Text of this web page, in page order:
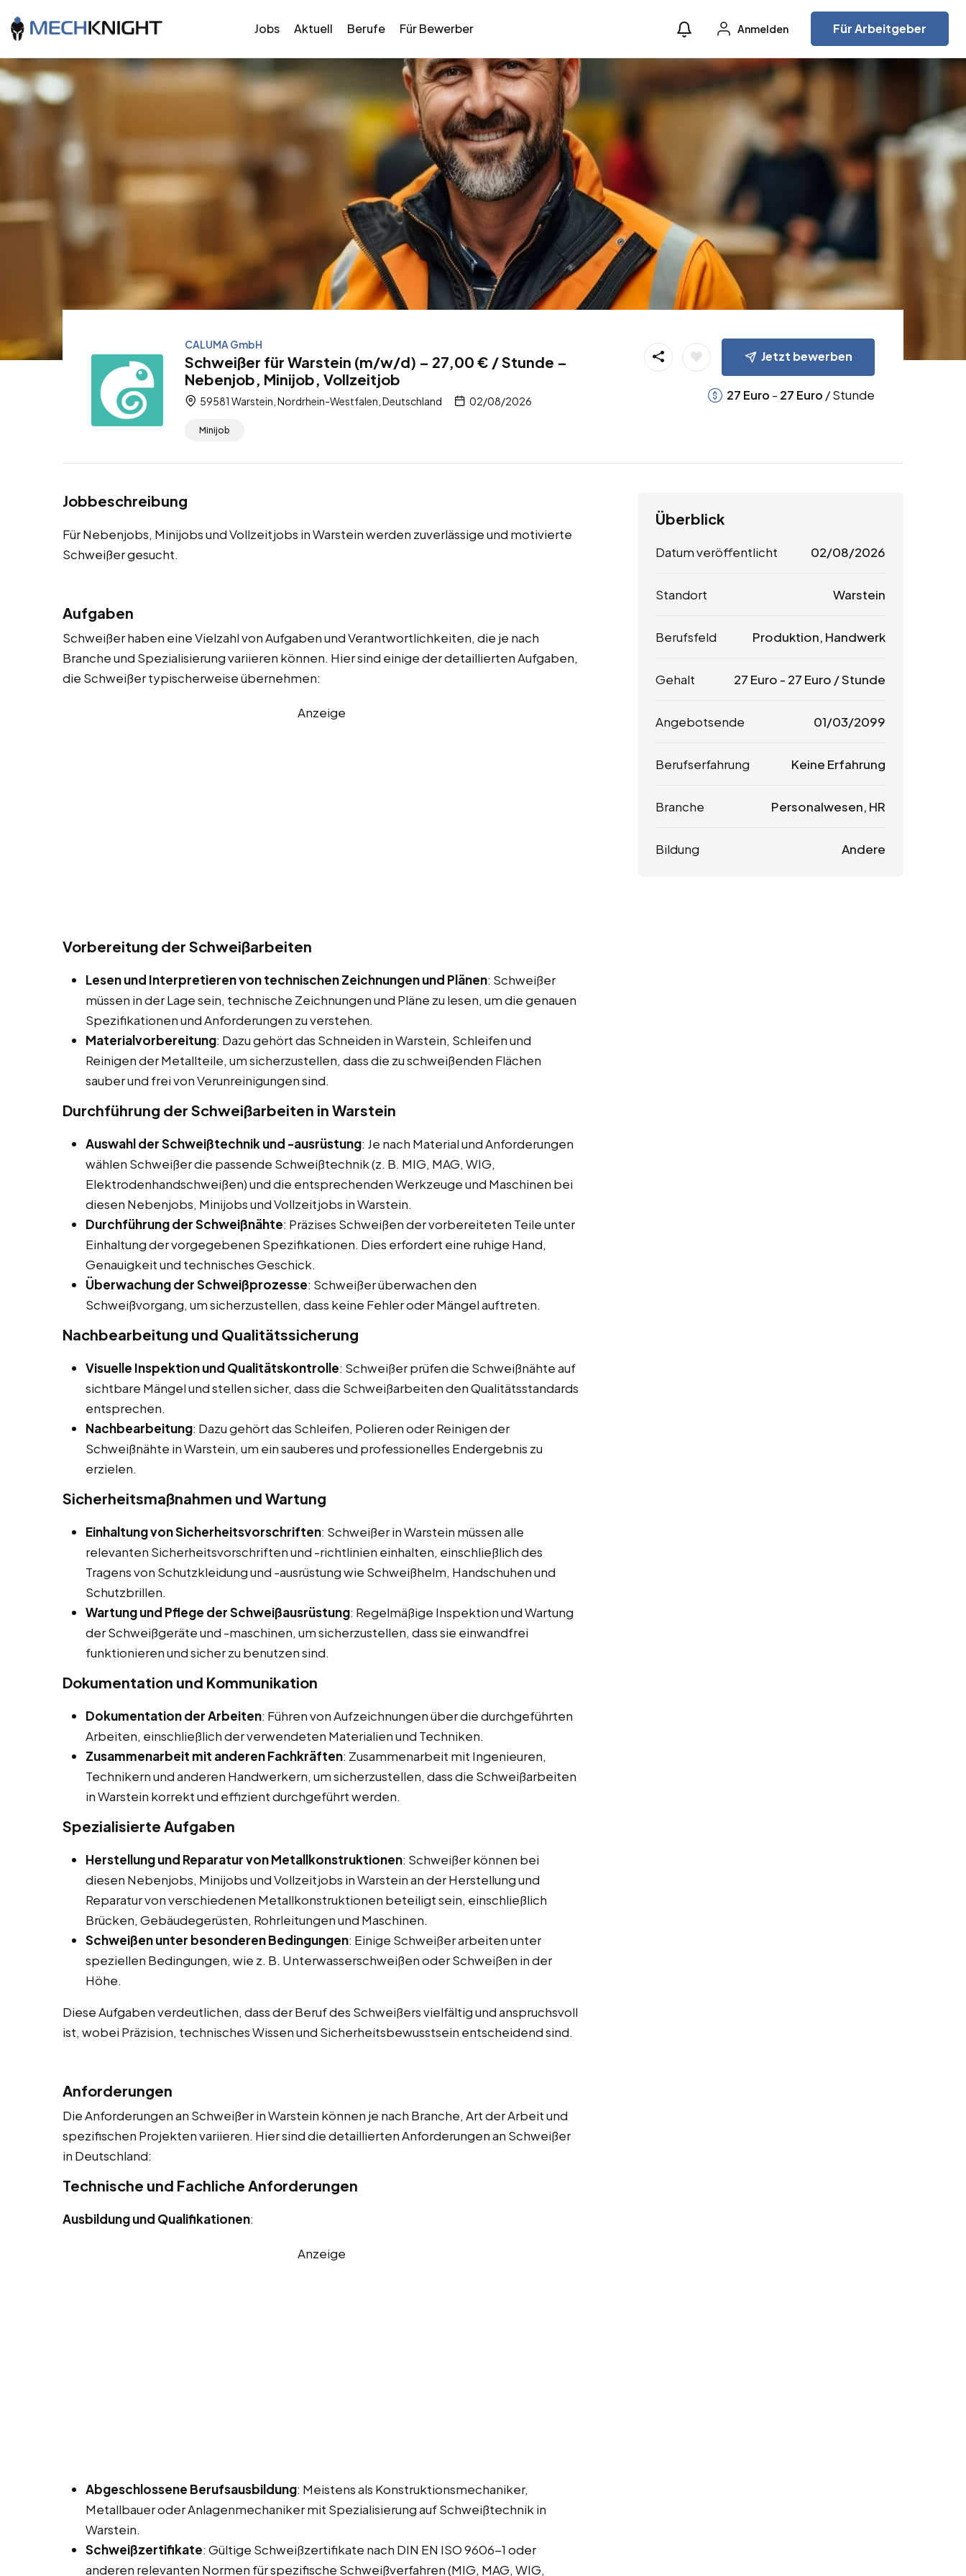
Jobs Aktuell Berufe Für Bewerber Anmelden Für Arbeitgeber
CALUMA GmbH
Schweißer für Warstein (m/w/d) – 27,00 € / Stunde –
Nebenjob, Minijob, Vollzeitjob
59581 Warstein, Nordrhein-Westfalen, Deutschland 02/08/2026
Minijob
Jetzt bewerben
27 Euro - 27 Euro / Stunde
Jobbeschreibung
Für Nebenjobs, Minijobs und Vollzeitjobs in Warstein werden zuverlässige und motivierte
Schweißer gesucht.
Aufgaben
Schweißer haben eine Vielzahl von Aufgaben und Verantwortlichkeiten, die je nach
Branche und Spezialisierung variieren können. Hier sind einige der detaillierten Aufgaben,
die Schweißer typischerweise übernehmen:
Anzeige
Vorbereitung der Schweißarbeiten
Lesen und Interpretieren von technischen Zeichnungen und Plänen: Schweißer
müssen in der Lage sein, technische Zeichnungen und Pläne zu lesen, um die genauen
Spezifikationen und Anforderungen zu verstehen.
Materialvorbereitung: Dazu gehört das Schneiden in Warstein, Schleifen und
Reinigen der Metallteile, um sicherzustellen, dass die zu schweißenden Flächen
sauber und frei von Verunreinigungen sind.
Durchführung der Schweißarbeiten in Warstein
Auswahl der Schweißtechnik und -ausrüstung: Je nach Material und Anforderungen
wählen Schweißer die passende Schweißtechnik (z. B. MIG, MAG, WIG,
Elektrodenhandschweißen) und die entsprechenden Werkzeuge und Maschinen bei
diesen Nebenjobs, Minijobs und Vollzeitjobs in Warstein.
Durchführung der Schweißnähte: Präzises Schweißen der vorbereiteten Teile unter
Einhaltung der vorgegebenen Spezifikationen. Dies erfordert eine ruhige Hand,
Genauigkeit und technisches Geschick.
Überwachung der Schweißprozesse: Schweißer überwachen den
Schweißvorgang, um sicherzustellen, dass keine Fehler oder Mängel auftreten.
Nachbearbeitung und Qualitätssicherung
Visuelle Inspektion und Qualitätskontrolle: Schweißer prüfen die Schweißnähte auf
sichtbare Mängel und stellen sicher, dass die Schweißarbeiten den Qualitätsstandards
entsprechen.
Nachbearbeitung: Dazu gehört das Schleifen, Polieren oder Reinigen der
Schweißnähte in Warstein, um ein sauberes und professionelles Endergebnis zu
erzielen.
Sicherheitsmaßnahmen und Wartung
Einhaltung von Sicherheitsvorschriften: Schweißer in Warstein müssen alle
relevanten Sicherheitsvorschriften und -richtlinien einhalten, einschließlich des
Tragens von Schutzkleidung und -ausrüstung wie Schweißhelm, Handschuhen und
Schutzbrillen.
Wartung und Pflege der Schweißausrüstung: Regelmäßige Inspektion und Wartung
der Schweißgeräte und -maschinen, um sicherzustellen, dass sie einwandfrei
funktionieren und sicher zu benutzen sind.
Dokumentation und Kommunikation
Dokumentation der Arbeiten: Führen von Aufzeichnungen über die durchgeführten
Arbeiten, einschließlich der verwendeten Materialien und Techniken.
Zusammenarbeit mit anderen Fachkräften: Zusammenarbeit mit Ingenieuren,
Technikern und anderen Handwerkern, um sicherzustellen, dass die Schweißarbeiten
in Warstein korrekt und effizient durchgeführt werden.
Spezialisierte Aufgaben
Herstellung und Reparatur von Metallkonstruktionen: Schweißer können bei
diesen Nebenjobs, Minijobs und Vollzeitjobs in Warstein an der Herstellung und
Reparatur von verschiedenen Metallkonstruktionen beteiligt sein, einschließlich
Brücken, Gebäudegerüsten, Rohrleitungen und Maschinen.
Schweißen unter besonderen Bedingungen: Einige Schweißer arbeiten unter
speziellen Bedingungen, wie z. B. Unterwasserschweißen oder Schweißen in der
Höhe.
Diese Aufgaben verdeutlichen, dass der Beruf des Schweißers vielfältig und anspruchsvoll
ist, wobei Präzision, technisches Wissen und Sicherheitsbewusstsein entscheidend sind.
Anforderungen
Die Anforderungen an Schweißer in Warstein können je nach Branche, Art der Arbeit und
spezifischen Projekten variieren. Hier sind die detaillierten Anforderungen an Schweißer
in Deutschland:
Technische und Fachliche Anforderungen
Ausbildung und Qualifikationen:
Anzeige
Abgeschlossene Berufsausbildung: Meistens als Konstruktionsmechaniker,
Metallbauer oder Anlagenmechaniker mit Spezialisierung auf Schweißtechnik in
Warstein.
Schweißzertifikate: Gültige Schweißzertifikate nach DIN EN ISO 9606-1 oder
anderen relevanten Normen für spezifische Schweißverfahren (MIG, MAG, WIG,
Überblick
Datum veröffentlicht 02/08/2026
Standort Warstein
Berufsfeld Produktion, Handwerk
Gehalt 27 Euro - 27 Euro / Stunde
Angebotsende 01/03/2099
Berufserfahrung Keine Erfahrung
Branche Personalwesen, HR
Bildung Andere